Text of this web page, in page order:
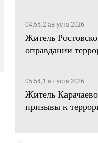
04:55, 2 августа 2026
Житель
оправдании
05:54, 1 августа 2026
Житель
призывы к